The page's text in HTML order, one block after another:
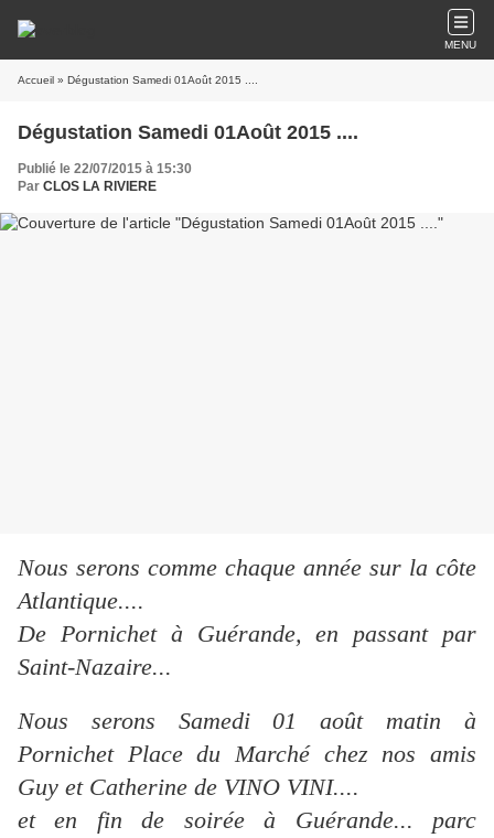
MENU
Accueil » Dégustation Samedi 01Août 2015 ....
Dégustation Samedi 01Août 2015 ....
Publié le 22/07/2015 à 15:30
Par CLOS LA RIVIERE
Nous serons comme chaque année sur la côte
Atlantique....
De Pornichet à Guérande, en passant par
Saint-Nazaire...
Nous serons Samedi 01 août matin à
Pornichet Place du Marché chez nos amis
Guy et Catherine de VINO VINI....
et en fin de soirée à Guérande... parc